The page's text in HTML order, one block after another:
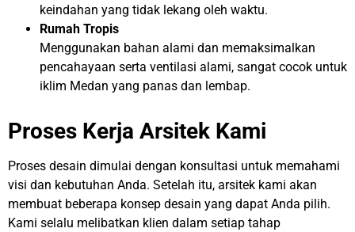
keindahan yang tidak lekang oleh waktu.
Rumah Tropis
Menggunakan bahan alami dan memaksimalkan
pencahayaan serta ventilasi alami, sangat cocok untuk
iklim Medan yang panas dan lembap.
Proses Kerja Arsitek Kami
Proses desain dimulai dengan konsultasi untuk memahami
visi dan kebutuhan Anda. Setelah itu, arsitek kami akan
membuat beberapa konsep desain yang dapat Anda pilih.
Kami selalu melibatkan klien dalam setiap tahap